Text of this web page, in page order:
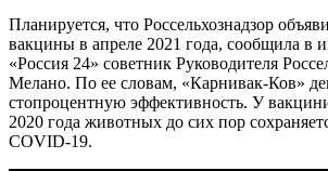
Планируется, что Россельхознадзор
вакцины в апреле 2021 года, сообщила в
«Россия 24» советник Руководителя
Мелано. По ее словам, «Карнивак-Ков»
стопроцентную эффективность. У
2020 года животных до сих пор
COVID-19.